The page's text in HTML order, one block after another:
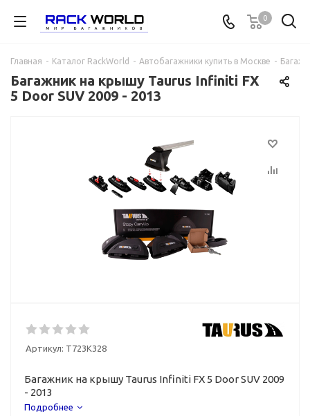
0
Главная - Каталог RackWorld - Автобагажники купить в Москве -
Багажник на крышу Taurus Infiniti FX
5 Door SUV 2009 - 2013
Артикул: T723K328
Багажник на крышу Taurus Infiniti FX 5 Door SUV 2009
- 2013
Подробнее